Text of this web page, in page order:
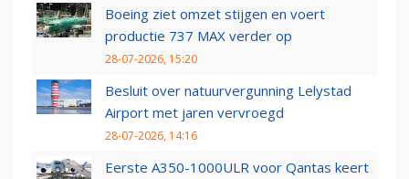
Boeing ziet omzet stijgen en voert
productie 737 MAX verder op
28-07-2026, 15:20
Besluit over natuurvergunning Lelystad
Airport met jaren vervroegd
28-07-2026, 14:16
Eerste A350-1000ULR voor Qantas keert